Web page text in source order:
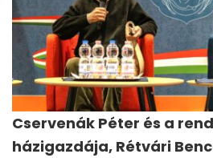
Cservenák Péter és a
házigazdája, Rétvári